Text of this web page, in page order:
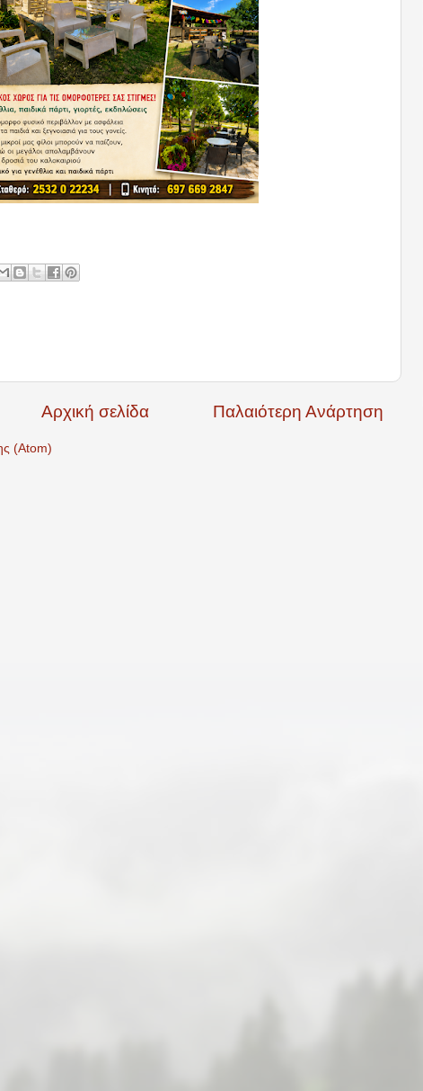
Παλαιότερη Ανάρτηση
Αρχική σελίδα
(Atom)